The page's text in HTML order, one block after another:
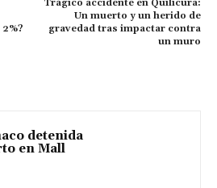
Trágico accidente en Quilicura:
Un muerto y un herido de
gravedad tras impactar contra
un muro
detenida
en Mall